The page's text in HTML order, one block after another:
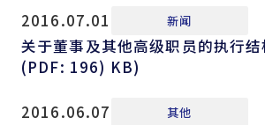
2016.07.01 新闻
关于董事及其他高级职员的执行
(PDF: 196) KB)
2016.06.07 其他